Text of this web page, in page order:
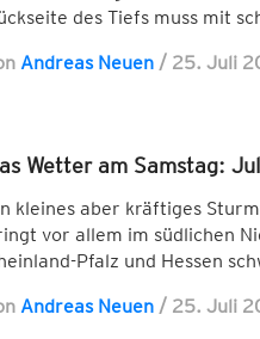
des Tiefs muss mit
Andreas Neuen / 25. Juli
Wetter am Samstag:
kleines aber kräftiges
vor allem im südlichen
Pfalz und Hessen
Andreas Neuen / 25. Juli